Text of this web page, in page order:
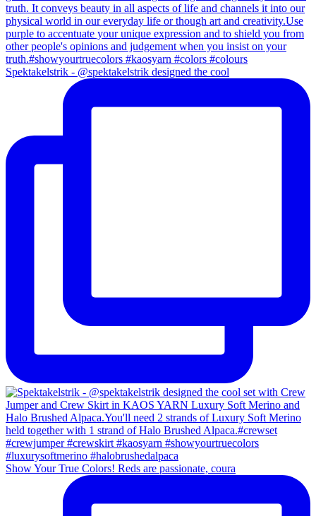
Spektakelstrik - @spektakelstrik designed the cool
Show Your True Colors! Reds are passionate, coura